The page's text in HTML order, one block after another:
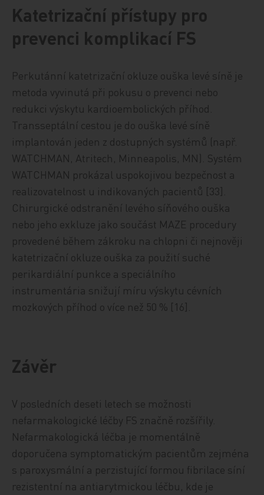
Katetrizační přístupy pro
prevenci komplikací FS
Perkutánní katetrizační okluze ouška levé síně je
metoda vyvinutá při pokusu o prevenci nebo
redukci výskytu kardioembolických příhod.
Transseptální cestou je do ouška levé síně
implantován jeden z dostupných systémů (např.
WATCHMAN, Atritech, Minneapolis, MN). Systém
WATCHMAN prokázal uspokojivou bezpečnost a
realizovatelnost u indikovaných pacientů [33].
Chirurgické odstranění levého síňového ouška
nebo jeho exkluze jako součást MAZE procedury
provedené během zákroku na chlopni či nejnověji
katetrizační okluze ouška za použití suché
perikardiální punkce a speciálního
instrumentária snižují míru výskytu cévních
mozkových příhod o více než 50 % [16].
Závěr
V posledních deseti letech se možnosti
nefarmakologické léčby FS značně rozšířily.
Nefarmakologická léčba je momentálně
doporučena symptomatickým pacientům zejména
s paroxysmální a perzistující formou fibrilace síní
rezistentní na antiarytmickou léčbu, kde je